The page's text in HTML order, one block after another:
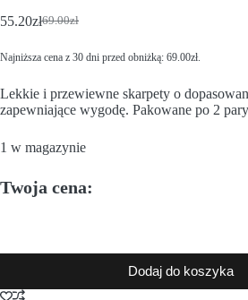
69.00zł
55.20zł
Najniższa cena z 30 dni przed obniżką: 69.00zł.
Lekkie i przewiewne skarpety o
zapewniające wygodę. Pakowane po 2
1 w magazynie
Twoja cena:
Dodaj do koszyka